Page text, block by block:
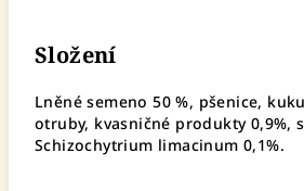
Složení
Lněné semeno 50 %, pšenice,
otruby, kvasničné produkty 0,9%,
Schizochytrium limacinum 0,1%.